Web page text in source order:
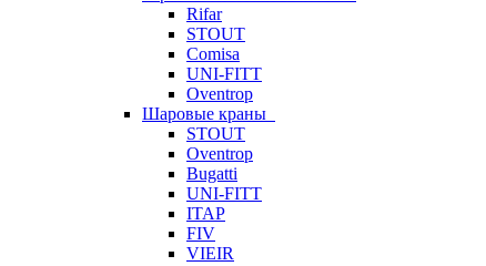
Rifar
STOUT
Comisa
UNI-FITT
Oventrop
Шаровые краны
STOUT
Oventrop
Bugatti
UNI-FITT
ITAP
FIV
VIEIR